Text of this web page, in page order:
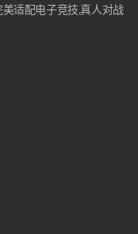
适配电子竞技,真人对战